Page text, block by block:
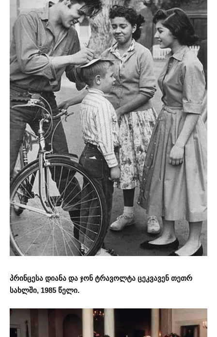
პრინცესა დიანა და ჯონ ტრავოლტა ცეკვავენ თეთრ
სახლში, 1985 წელი.